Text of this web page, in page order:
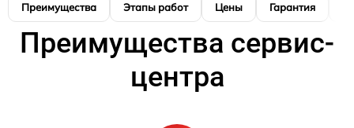
Преимущества Этапы работ Цены Гарантия
Преимущества сервис-
центра